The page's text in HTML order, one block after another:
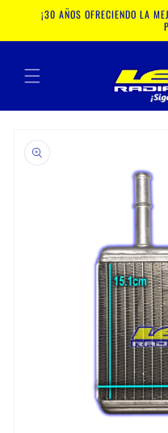
directamente
¡30 AÑOS OFRECIENDO LA
Ir
a la
información